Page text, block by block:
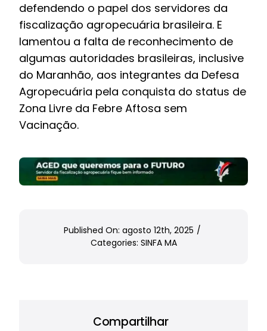
defendendo o papel dos servidores da
fiscalização agropecuária brasileira. E
lamentou a falta de reconhecimento de
algumas autoridades brasileiras, inclusive
do Maranhão, aos integrantes da Defesa
Agropecuária pela conquista do status de
Zona Livre da Febre Aftosa sem
Vacinação.
Published On: agosto 12th, 2025 /
Categories: SINFA MA
Compartilhar